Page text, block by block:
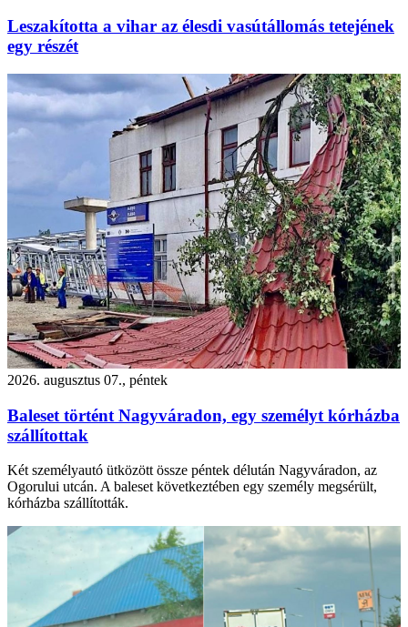
Leszakította a vihar az élesdi vasútállomás tetejének
egy részét
2026. augusztus 07., péntek
Baleset történt Nagyváradon, egy személyt kórházba
szállítottak
Két személyautó ütközött össze péntek délután Nagyváradon, az
Ogorului utcán. A baleset következtében egy személy megsérült,
kórházba szállították.